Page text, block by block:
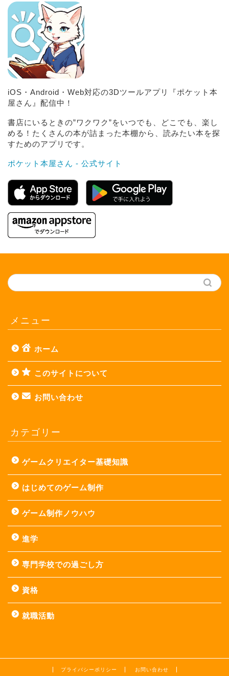
iOS・Android・Web対応の3Dツールアプリ『ポケット本
屋さん』配信中！
書店にいるときの”ワクワク”をいつでも、どこでも、楽し
める！たくさんの本が詰まった本棚から、読みたい本を探
すためのアプリです。
ポケット本屋さん - 公式サイト
メニュー
ホーム
このサイトについて
お問い合わせ
カテゴリー
ゲームクリエイター基礎知識
はじめてのゲーム制作
ゲーム制作ノウハウ
進学
専門学校での過ごし方
資格
就職活動
プライバシーポリシー お問い合わせ